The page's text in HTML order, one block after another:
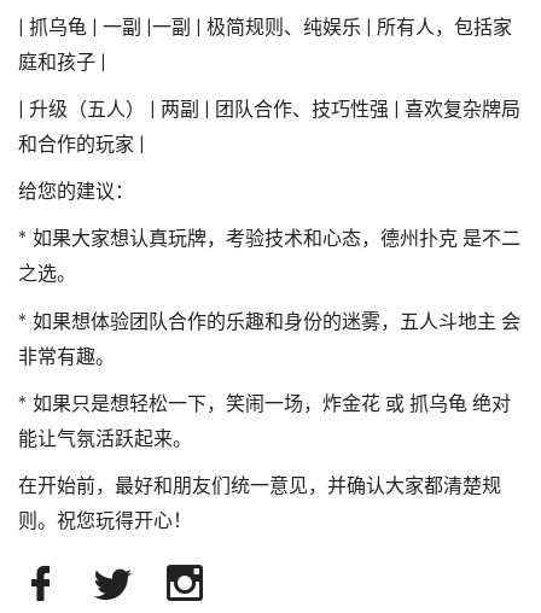
| 抓乌龟 | 一副 |一副 | 极简规则、纯娱乐 | 所有人，包括家
庭和孩子 |
| 升级（五人）
| 两副 | 团队合作、技巧性强 | 喜欢复杂牌局
和合作的玩家 |
给您的建议：
* 如果大家想认真玩牌，考验技术和心态， 德州扑克是不二
之选。
* 如果想体验团队合作的乐趣和身份的迷雾， 五人斗地主 会
非常有趣。
* 如果只是想轻松一下，笑闹一场， 炸金花 或抓乌龟绝对
能让气氛活跃起来。
在开始前，最好和朋友们统一意见，并确认大家都清楚规
则。祝您玩得开心！